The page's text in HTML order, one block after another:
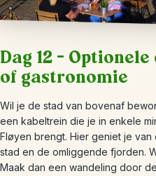
Dag 12 –
of gastronomie
Wil je de stad van bovenaf
een kabeltrein die je in enkele
Fløyen brengt. Hier geniet je
stad en de omliggende fjorden.
Maak dan een wandeling door